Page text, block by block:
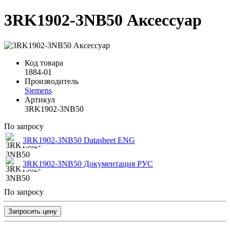
3RK1902-3NB50 Аксессуар
Код товара
1884-01
Производитель
Siemens
Артикул
3RK1902-3NB50
По запросу
3RK1902-3NB50 Datasheet ENG
3RK1902-3NB50 Документация РУС
По запросу
Запросить цену